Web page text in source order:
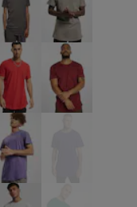
grau grau
rot
violet